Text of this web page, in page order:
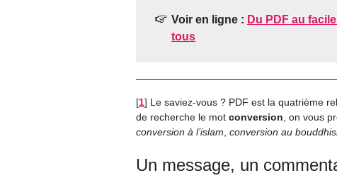
Voir en ligne : Du PDF au
tous
[1] Le saviez-vous ? PDF est la quatrième
de recherche le mot conversion, on vous
conversion à l’islam, conversion au
Un message, un